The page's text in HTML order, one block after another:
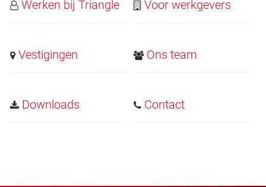
Werken bij Triangle Voor werkgevers
Vestigingen Ons team
Downloads Contact